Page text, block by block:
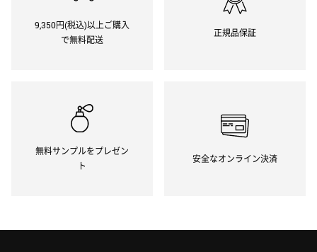
9,350円(税込)以上ご購入
で無料配送
正規品保証
無料サンプルをプレゼン
ト
安全なオンライン決済